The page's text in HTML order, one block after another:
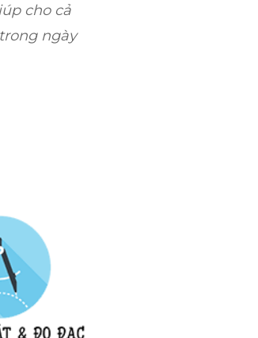
cho cả
ngày